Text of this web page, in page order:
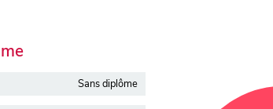
Sans diplôme